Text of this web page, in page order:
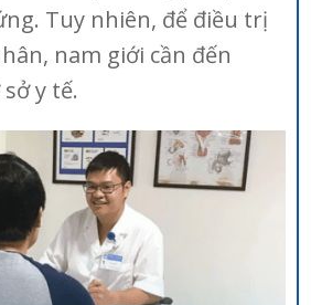
Tuy nhiên, để điều trị
nam giới cần đến
y tế.